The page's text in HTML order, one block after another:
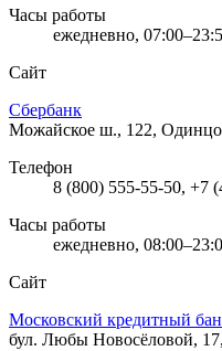
Часы работы
ежедневно,
Сайт
Сбербанк
Можайское ш., 122,
Телефон
8 (800) 555-55-50, +7
Часы работы
ежедневно,
Сайт
Московский кредитный
бул. Любы Новосёловой,